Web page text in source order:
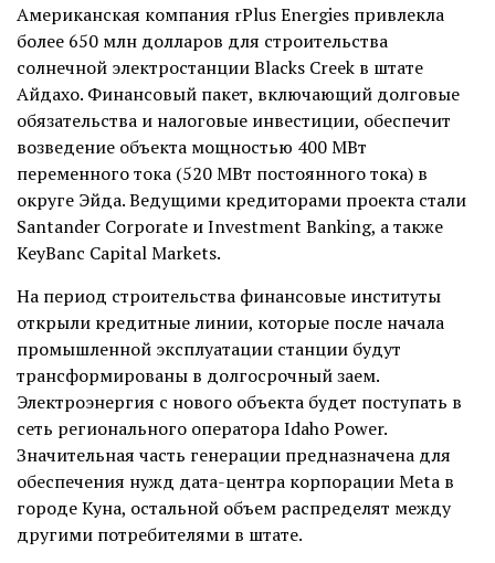
Американская компания rPlus Energies привлекла
более 650 млн долларов для строительства
солнечной электростанции Blacks Creek в штате
Айдахо. Финансовый пакет, включающий долговые
обязательства и налоговые инвестиции, обеспечит
возведение объекта мощностью 400 МВт
переменного тока (520 МВт постоянного тока) в
округе Эйда. Ведущими кредиторами проекта стали
Santander Corporate и Investment Banking, а также
KeyBanc Capital Markets.
На период строительства финансовые институты
открыли кредитные линии, которые после начала
промышленной эксплуатации станции будут
трансформированы в долгосрочный заем.
Электроэнергия с нового объекта будет поступать в
сеть регионального оператора Idaho Power.
Значительная часть генерации предназначена для
обеспечения нужд дата-центра корпорации Meta в
городе Куна, остальной объем распределят между
другими потребителями в штате.